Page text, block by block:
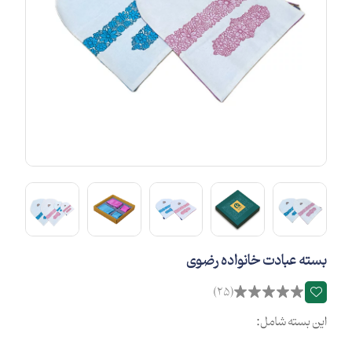
بسته عبادت خانواده رضوی
(25)
این بسته شامل: